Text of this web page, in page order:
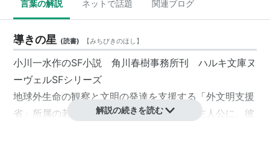
言葉の解説 ネットで話題 関連ブログ
導きの星 (読書) 【みちびきのほし 】
小川一水作のSF小説 角川春樹事務所刊 ハルキ文庫ヌ
ーヴェルSFシリーズ
地球外生命の観察と文明の発達を支援する「外文明支援
省」所属の若き〈外文明観察官〉辻本司を主人公に、彼
解説の続きを読む